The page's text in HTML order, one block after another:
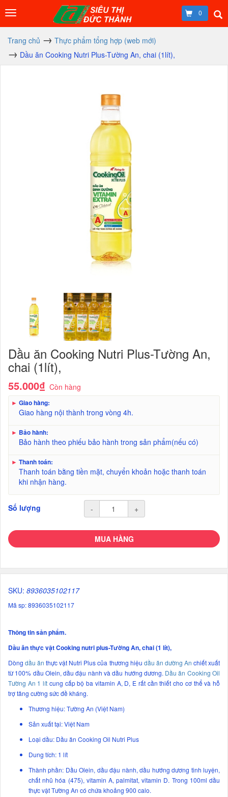
0
Trang chủ
Thực phẩm tổng hợp (web mới)
Dầu ăn Cooking Nutri Plus-Tường An, chai (1lít),
Dầu ăn Cooking Nutri Plus-Tường An,
chai (1lít),
55.000₫ Còn hàng
► Giao hàng:
Giao hàng nội thành trong vòng 4h.
► Bảo hành:
Bảo hành theo phiếu bảo hành trong sản phẩm(nếu có)
► Thanh toán:
Thanh toán bằng tiền mặt, chuyển khoản hoặc thanh toán
khi nhận hàng.
Số lượng - +
MUA HÀNG
SKU: 8936035102117
Mã sp: 8936035102117
Thông tin sản phẩm.
Dầu ăn thực vật Cooking nutri plus-Tường An, chai (1 lít),
Dòngdầu ăn thực vật Nutri Plus của thương hiệu dầu ăn dường An chiết xuất
từ 100% dầu Olein, dầu đậu nành và dầu hướng dương. Dầu ăn Cooking Oil
Tường An 1 lít cung cấp bộ ba vitamin A, D, E rất cần thiết cho cơ thể và hỗ
trợ tăng cường sức đề kháng.
Thương hiệu: Tường An (Việt Nam)
Sản xuất tại: Việt Nam
Loại dầu: Dầu ăn Cooking Oil Nutri Plus
Dung tích: 1 lít
Thành phần: Dầu Olein, dầu đậu nành, dầu hướng dương tinh luyện,
chất nhũ hóa (475), vitamin A, palmitat, vitamin D. Trong 100ml dầu
thực vật Tường An có chứa khoảng 900 calo.